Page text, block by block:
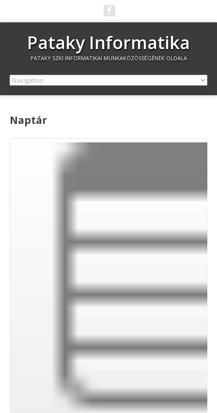
Pataky Informatika
PATAKY SZKI INFORMATIKAI MUNKAKÖZÖSSÉGÉNEK OLDALA
Naptár